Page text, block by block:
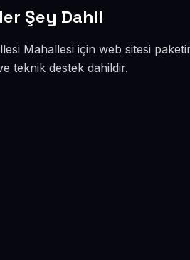
Şey Dahil
Mahallesi için web sitesi
teknik destek dahildir.